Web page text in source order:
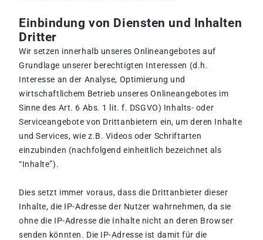
Einbindung von Diensten und Inhalten
Dritter
Wir setzen innerhalb unseres Onlineangebotes auf
Grundlage unserer berechtigten Interessen (d.h.
Interesse an der Analyse, Optimierung und
wirtschaftlichem Betrieb unseres Onlineangebotes im
Sinne des Art. 6 Abs. 1 lit. f. DSGVO) Inhalts- oder
Serviceangebote von Drittanbietern ein, um deren Inhalte
und Services, wie z.B. Videos oder Schriftarten
einzubinden (nachfolgend einheitlich bezeichnet als
“Inhalte”).
Dies setzt immer voraus, dass die Drittanbieter dieser
Inhalte, die IP-Adresse der Nutzer wahrnehmen, da sie
ohne die IP-Adresse die Inhalte nicht an deren Browser
senden könnten. Die IP-Adresse ist damit für die